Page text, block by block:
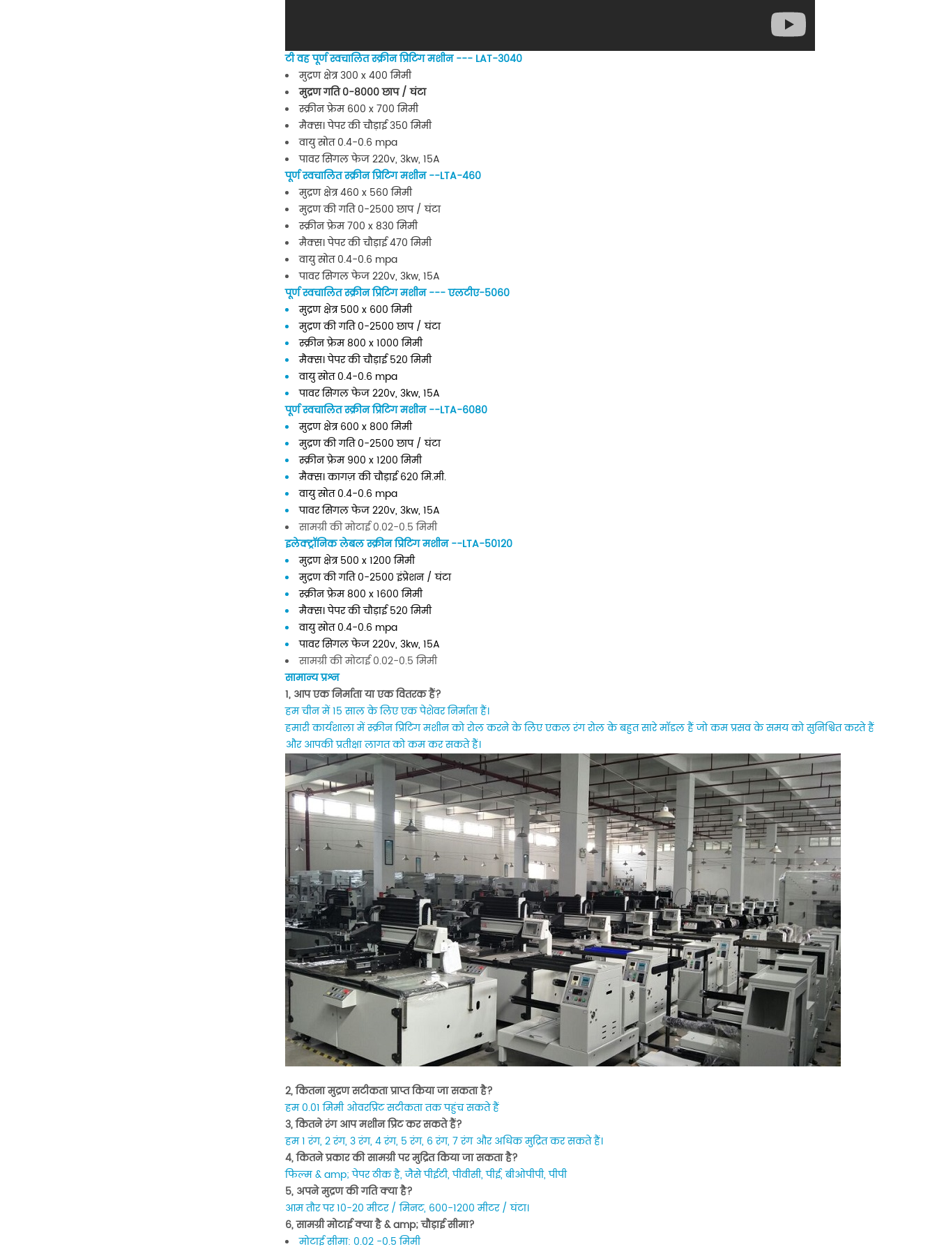
टीवहपूर्ण स्वचालित स्क्रीन प्रिंटिंग मशीन--- LAT-3040
मुद्रण क्षेत्र 300 x 400 मिमी
मुद्रण गति 0-8000 छाप / घंटा
स्क्रीन फ्रेम 600 x 700 मिमी
मैक्स। पेपर की चौड़ाई 350 मिमी
वायु स्रोत 0.4-0.6 mpa
पावर सिंगल फेज 220v, 3kw, 15A
पूर्ण स्वचालित स्क्रीन प्रिंटिंग मशीन--LTA-460
मुद्रण क्षेत्र 460 x 560 मिमी
मुद्रण की गति 0-2500 छाप / घंटा
स्क्रीन फ्रेम 700 x 830 मिमी
मैक्स। पेपर की चौड़ाई 470 मिमी
वायु स्रोत 0.4-0.6 mpa
पावर सिंगल फेज 220v, 3kw, 15A
पूर्ण स्वचालित स्क्रीन प्रिंटिंग मशीन--- एलटीए-5060
मुद्रण क्षेत्र 500 x 600 मिमी
मुद्रण की गति 0-2500 छाप / घंटा
स्क्रीन फ्रेम 800 x 1000 मिमी
मैक्स। पेपर की चौड़ाई 520 मिमी
वायु स्रोत 0.4-0.6 mpa
पावर सिंगल फेज 220v, 3kw, 15A
पूर्ण स्वचालित स्क्रीन प्रिंटिंग मशीन--LTA-6080
मुद्रण क्षेत्र 600 x 800 मिमी
मुद्रण की गति 0-2500 छाप / घंटा
स्क्रीन फ्रेम 900 x 1200 मिमी
मैक्स। कागज़ की चौड़ाई 620 मि.मी.
वायु स्रोत 0.4-0.6 mpa
पावर सिंगल फेज 220v, 3kw, 15A
सामग्री की मोटाई 0.02-0.5 मिमी
इलेक्ट्रॉनिक लेबल स्क्रीन प्रिंटिंग मशीन --LTA-50120
मुद्रण क्षेत्र 500 x 1200 मिमी
मुद्रण की गति 0-2500 इंप्रेशन / घंटा
स्क्रीन फ्रेम 800 x 1600 मिमी
मैक्स। पेपर की चौड़ाई 520 मिमी
वायु स्रोत 0.4-0.6 mpa
पावर सिंगल फेज 220v, 3kw, 15A
सामग्री की मोटाई 0.02-0.5 मिमी
सामान्य प्रश्न
1, आप एक निर्माता या एक वितरक हैं?
हम चीन में 15 साल के लिए एक पेशेवर निर्माता हैं।
हमारी कार्यशाला में स्क्रीन प्रिंटिंग मशीन को रोल करने के लिए एकल रंग रोल के बहुत सारे मॉडल हैं जो कम प्रसव के समय को सुनिश्चित करते हैं
और आपकी प्रतीक्षा लागत को कम कर सकते हैं।
2, कितना मुद्रण सटीकता प्राप्त किया जा सकता है?
हम 0.01 मिमी ओवरप्रिंट सटीकता तक पहुंच सकते हैं
3, कितने रंग आप मशीन प्रिंट कर सकते हैं?
हम 1 रंग, 2 रंग, 3 रंग, 4 रंग, 5 रंग, 6 रंग, 7 रंग और अधिक मुद्रित कर सकते हैं।
4, कितने प्रकार की सामग्री पर मुद्रित किया जा सकता है?
फिल्म & amp; पेपर ठीक है, जैसे पीईटी, पीवीसी, पीई, बीओपीपी, पीपी
5, अपने मुद्रण की गति क्या है?
आम तौर पर 10-20 मीटर / मिनट, 600-1200 मीटर / घंटा।
6, सामग्री मोटाई क्या है & amp; चौड़ाई सीमा?
मोटाई सीमा: 0.02 -0.5 मिमी